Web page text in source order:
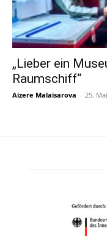
„Lieber ein
Raumschiff“
Aizere Malaisarova - 25.